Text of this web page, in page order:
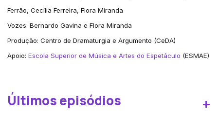
Ferrão, Cecília Ferreira, Flora Miranda
Vozes: Bernardo Gavina e Flora Miranda
Produção: Centro de Dramaturgia e Argumento (CeDA)
Apoio: Escola Superior de Música e Artes do Espetáculo (ESMAE)
Últimos episódios +